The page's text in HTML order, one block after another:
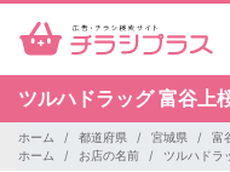
ツルハドラッグ富谷上
ホーム 都道府県 宮城県
富
ホーム
お店の名前 ツルハドラ